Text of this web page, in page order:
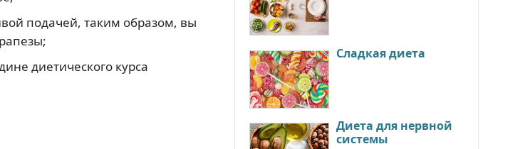
подачей, таким образом, вы
диетического курса
Сладкая диета
Диета для нервной
системы